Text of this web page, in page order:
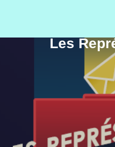
LE PETIT BUREAU
CALENDRIER
Les